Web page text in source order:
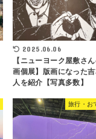
2025.06.06
【ニューヨーク屋敷さ
画個展】版画になった
人を紹介【写真多数】
旅行・お